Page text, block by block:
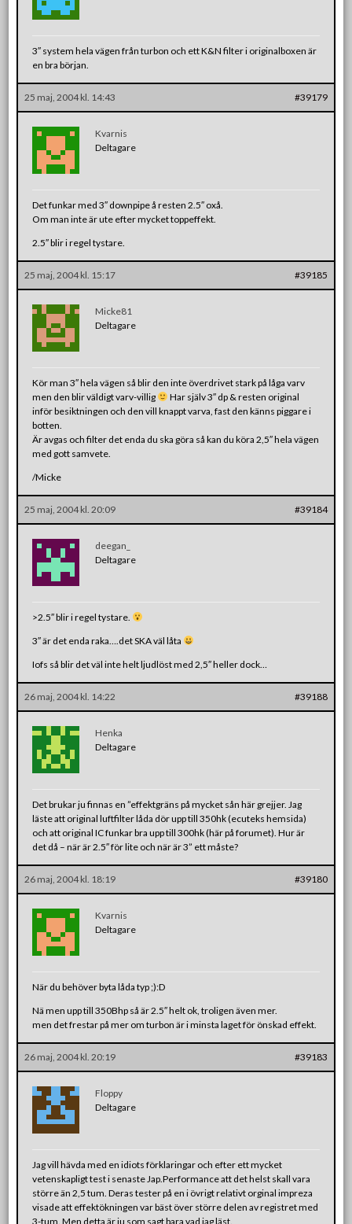
3″ system hela vägen från turbon och ett K&N filter i originalboxen är
en bra början.
25 maj, 2004 kl. 14:43 #39179
Kvarnis
Deltagare
Det funkar med 3″ downpipe å resten 2.5″ oxå.
Om man inte är ute efter mycket toppeffekt.
2.5″ blir i regel tystare.
25 maj, 2004 kl. 15:17 #39185
Micke81
Deltagare
Kör man 3″ hela vägen så blir den inte överdrivet stark på låga varv
men den blir väldigt varv-villig
Har själv 3″ dp & resten original
inför besiktningen och den vill knappt varva, fast den känns piggare i
botten.
Är avgas och filter det enda du ska göra så kan du köra 2,5″ hela vägen
med gott samvete.
/Micke
25 maj, 2004 kl. 20:09 #39184
deegan_
Deltagare
>2.5″ blir i regel tystare.
3″ är det enda raka….det SKA väl låta
Iofs så blir det väl inte helt ljudlöst med 2,5″ heller dock…
26 maj, 2004 kl. 14:22 #39188
Henka
Deltagare
Det brukar ju finnas en ”effektgräns på mycket sån här grejjer. Jag
läste att original luftfilter låda dör upp till 350hk (ecuteks hemsida)
och att original IC funkar bra upp till 300hk (här på forumet). Hur är
det då – när är 2.5″ för lite och när är 3” ett måste?
26 maj, 2004 kl. 18:19 #39180
Kvarnis
Deltagare
När du behöver byta låda typ ;):D
Nä men upp till 350Bhp så är 2.5″ helt ok, troligen även mer.
men det frestar på mer om turbon är i minsta laget för önskad effekt.
26 maj, 2004 kl. 20:19 #39183
Floppy
Deltagare
Jag vill hävda med en idiots förklaringar och efter ett mycket
vetenskapligt test i senaste Jap.Performance att det helst skall vara
större än 2,5 tum. Deras tester på en i övrigt relativt orginal impreza
visade att effektökningen var bäst över större delen av registret med
3-tum. Men detta är ju som sagt bara vad jag läst.